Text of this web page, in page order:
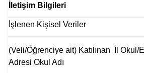
İletişim Bilgileri
İşlenen Kişisel Veriler
(Veli/Öğrenciye ait) Katılınan İl Okul/
Adresi Okul Adı